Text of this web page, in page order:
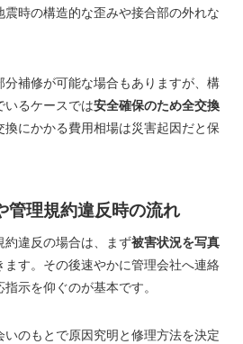
時の構造的な歪みや接合部の外れな
補修が可能な場合もありますが、構
いるケースでは安全確保のため全交換
換にかかる費用相場は災害起因だと保
管理規約違反時の流れ
約違反の場合は、まず被害状況を写真
ます。その後速やかに管理会社へ連絡
示を仰ぐのが基本です。
のもとで原因究明と修理方法を決定